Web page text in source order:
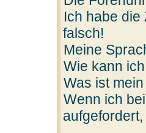
Ich habe die
falsch!
Meine
Wie kann
Was ist
Wenn ich